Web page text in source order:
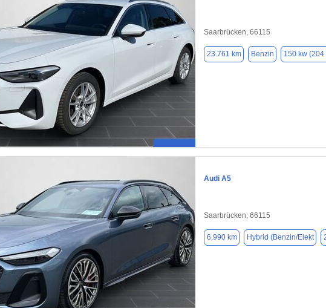
Saarbrücken, 66115
23.761 km Benzin 150 kw (204
Audi A5
Saarbrücken, 66115
6.990 km Hybrid (Benzin/Elekt